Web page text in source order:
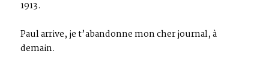
1913.
Paul arrive, je t’abandonne mon cher journal, à
demain.